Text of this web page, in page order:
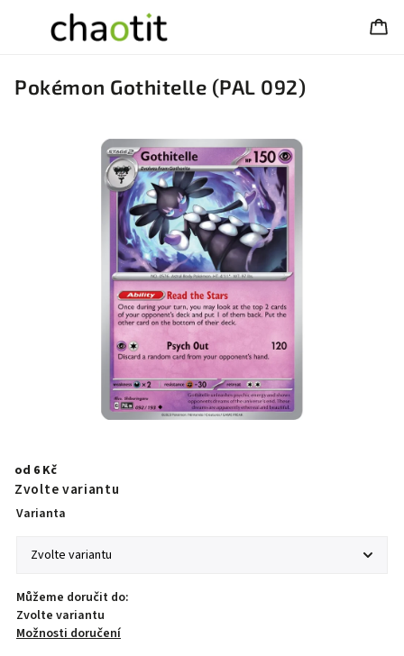
Pokémon Gothitelle (PAL 092)
od 6 Kč
Zvolte variantu
Varianta
Můžeme doručit do:
Zvolte variantu
Možnosti doručení